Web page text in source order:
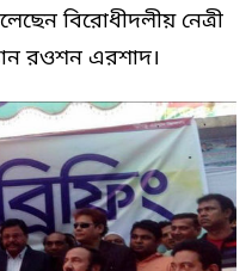
বিরোধীদলীয় নেত্রী
রওশন এরশাদ।